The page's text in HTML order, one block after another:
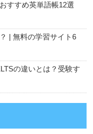
すすめ英単語帳12選
| 無料の学習サイト6
の違いとは？受験す